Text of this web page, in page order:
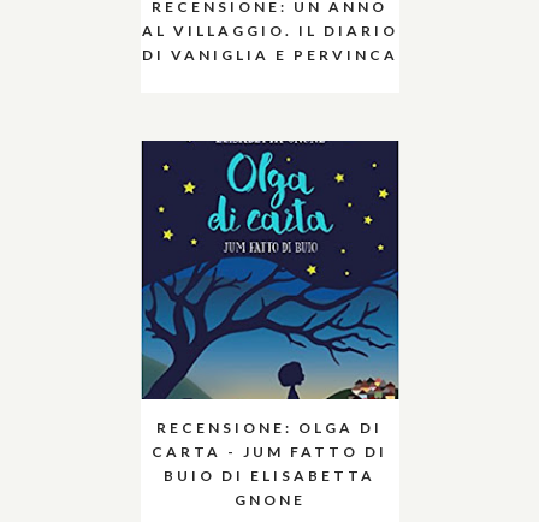
RECENSIONE: UN ANNO
AL VILLAGGIO. IL DIARIO
DI VANIGLIA E PERVINCA
RECENSIONE: OLGA DI
CARTA - JUM FATTO DI
BUIO DI ELISABETTA
GNONE